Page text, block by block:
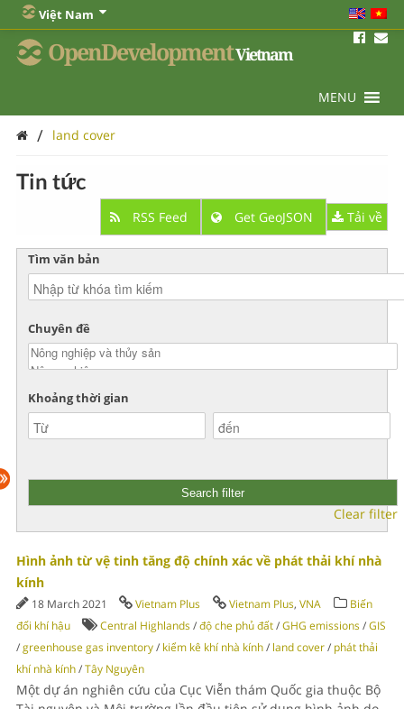
Việt Nam
OpenDevelopmentVietnam
MENU
/ land cover
Tin tức
RSS Feed Get GeoJSON Tải về
Tìm văn bản
Chuyên đề
Khoảng thời gian
Clear filter
Hình ảnh từ vệ tinh tăng độ chính xác về phát thải khí nhà
kính
18 March 2021 Vietnam Plus Vietnam Plus, VNA
Biến
đổi khí hậu
Central Highlands/độ che phủ đất/GHG emissions/GIS
/greenhouse gas inventory/ kiểm kê khí nhà kính/ land cover/ phát thải
khí nhà kính/Tây Nguyên
Một dự án nghiên cứu của Cục Viễn thám Quốc gia thuộc Bộ